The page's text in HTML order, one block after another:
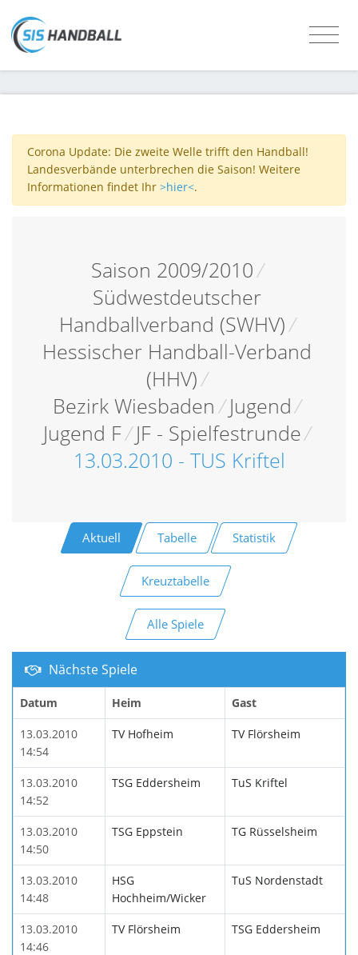
Corona Update: Die zweite Welle trifft den Handball!
Landesverbände unterbrechen die Saison! Weitere
Informationen findet Ihr >hier<.
Saison 2009/2010/
Südwestdeutscher
Handballverband (SWHV)/
Hessischer Handball-Verband
(HHV)/
Bezirk Wiesbaden/ Jugend/
Jugend F/ JF - Spielfestrunde/
13.03.2010 - TUS Kriftel
Aktuell Tabelle Statistik
Kreuztabelle
Alle Spiele
Nächste Spiele
Datum Heim Gast
13.03.2010
14:54
TV Hofheim TV Flörsheim
13.03.2010
14:52
TSG Eddersheim TuS Kriftel
13.03.2010
14:50
TSG Eppstein TG Rüsselsheim
13.03.2010
14:48
HSG
Hochheim/Wicker
TuS Nordenstadt
13.03.2010
14:46
TV Flörsheim TSG Eddersheim